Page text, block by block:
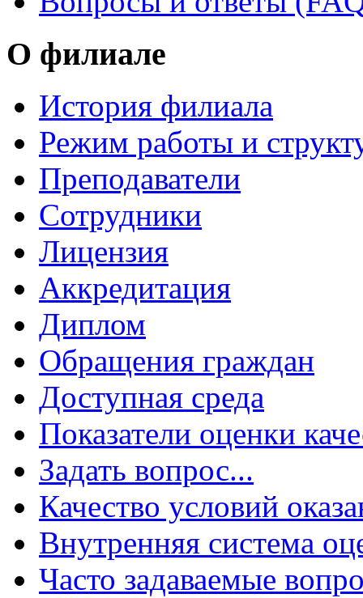
О филиале
История филиала
Режим работы и
Преподаватели
Сотрудники
Лицензия
Аккредитация
Диплом
Обращения граждан
Доступная среда
Показатели оценки
Задать вопрос...
Качество условий
Внутренняя система
Часто задаваемые